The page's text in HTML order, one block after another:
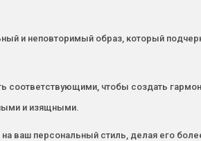
и неповторимый образ, который
соответствующими, чтобы создать
и изящными.
ваш персональный стиль, делая его